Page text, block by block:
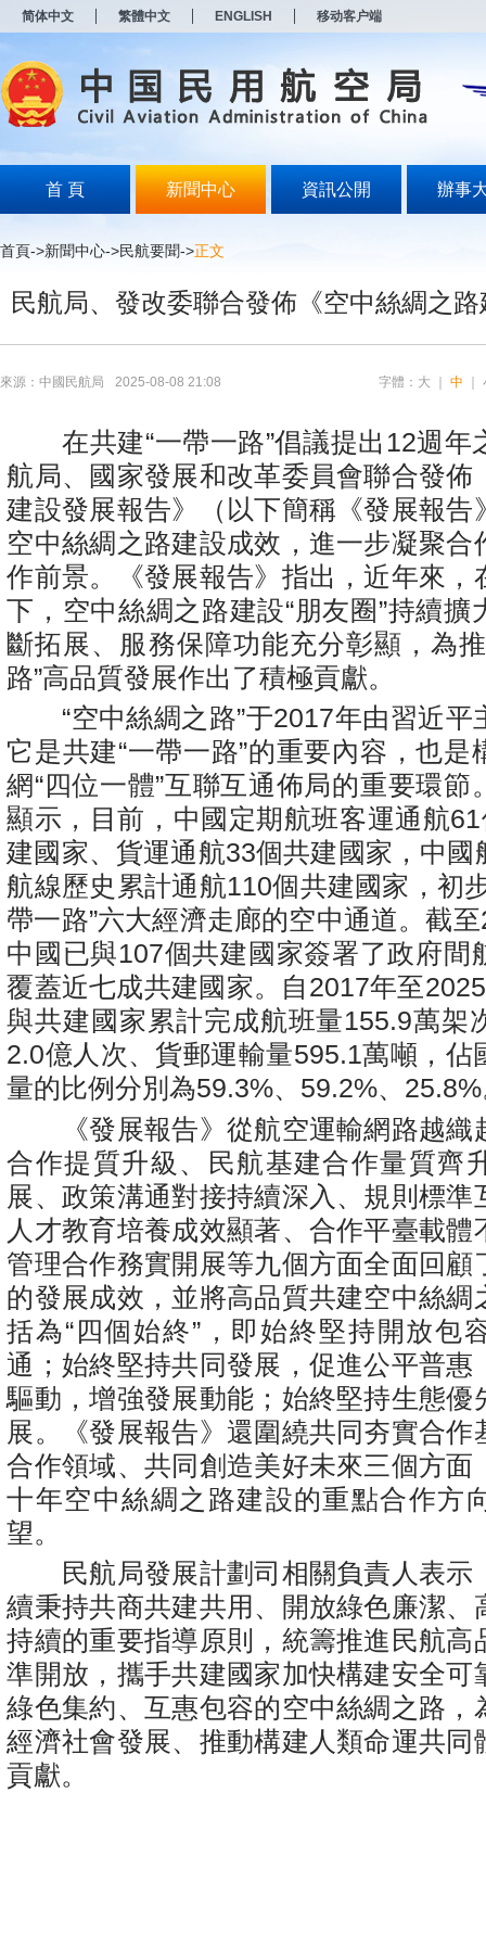
简体中文 繁體中文 ENGLISH 移动客户端
首 頁 新聞中心 資訊公開 辦事
首頁->新聞中心->民航要聞->正文
民航局、發改委聯合發佈《空中絲綢之
來源：中國民航局 2025-08-08 21:08 字體： 大 中
在共建“一帶一路”倡議提出12週年
航局、國家發展和改革委員會聯合發佈
建設發展報告》（以下簡稱《發展報告
空中絲綢之路建設成效，進一步凝聚合
作前景。《發展報告》指出，近年來，
下，空中絲綢之路建設“朋友圈”持續擴
斷拓展、服務保障功能充分彰顯，為
路”高品質發展作出了積極貢獻。
“空中絲綢之路”于2017年由習近平
它是共建“一帶一路”的重要內容，也是
網“四位一體”互聯互通佈局的重要環節
顯示，目前，中國定期航班客運通航61
建國家、貨運通航33個共建國家，中國
航線歷史累計通航110個共建國家，初
帶一路”六大經濟走廊的空中通道。截
中國已與107個共建國家簽署了政府間
覆蓋近七成共建國家。自2017年至
與共建國家累計完成航班量155.9萬架
2.0億人次、貨郵運輸量595.1萬噸，佔
量的比例分別為59.3%、59.2%、
《發展報告》從航空運輸網路越織
合作提質升級、民航基建合作量質齊
展、政策溝通對接持續深入、規則標準
人才教育培養成效顯著、合作平臺載體
管理合作務實開展等九個方面全面回顧
的發展成效，並將高品質共建空中絲綢
括為“四個始終”，即始終堅持開放包
通；始終堅持共同發展，促進公平普惠
驅動，增強發展動能；始終堅持生態優
展。《發展報告》還圍繞共同夯實合作
合作領域、共同創造美好未來三個方面
十年空中絲綢之路建設的重點合作方
望。
民航局發展計劃司相關負責人表示
續秉持共商共建共用、開放綠色廉潔、
持續的重要指導原則，統籌推進民航高
準開放，攜手共建國家加快構建安全可
綠色集約、互惠包容的空中絲綢之路，
經濟社會發展、推動構建人類命運共同
貢獻。
打
开
无
障
说
按
Alt
波
浪
开